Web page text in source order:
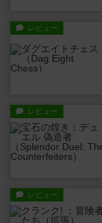
レビュー
レビュー
レビュー